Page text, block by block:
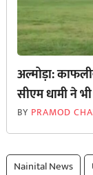
अल्मोड़ा:
सीएम धामी ने
BY PRAMOD
Nainital News